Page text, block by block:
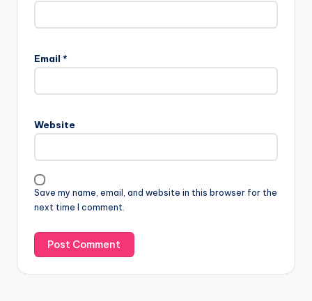
Email *
Website
Save my name, email, and website in this browser for the
next time I comment.